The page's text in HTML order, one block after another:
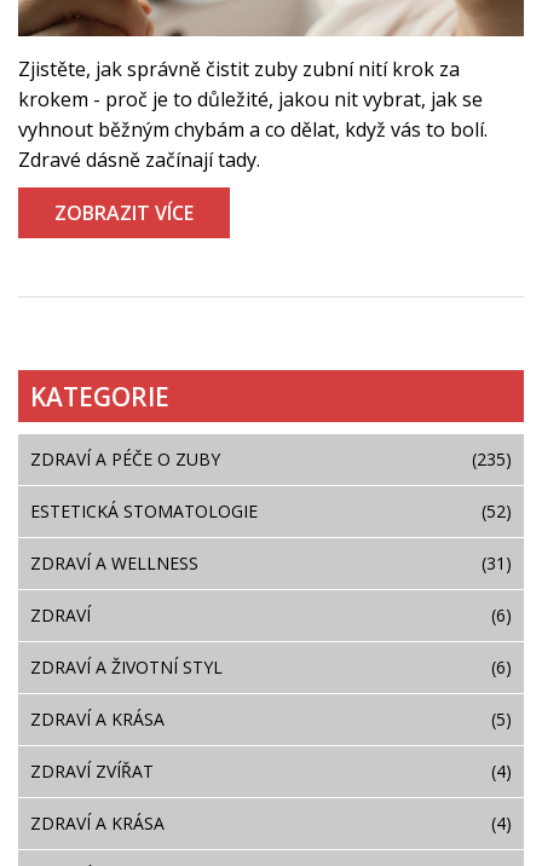
Zjistěte, jak správně čistit zuby zubní nití krok za
krokem - proč je to důležité, jakou nit vybrat, jak se
vyhnout běžným chybám a co dělat, když vás to bolí.
Zdravé dásně začínají tady.
ZOBRAZIT VÍCE
KATEGORIE
ZDRAVÍ A PÉČE O ZUBY (235)
ESTETICKÁ STOMATOLOGIE (52)
ZDRAVÍ A WELLNESS (31)
ZDRAVÍ (6)
ZDRAVÍ A ŽIVOTNÍ STYL (6)
ZDRAVÍ A KRÁSA (5)
ZDRAVÍ ZVÍŘAT (4)
ZDRAVÍ A KRÁSA (4)